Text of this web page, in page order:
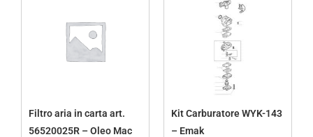
Filtro aria in carta art.
56520025R – Oleo Mac
Kit Carburatore WYK-143
– Emak